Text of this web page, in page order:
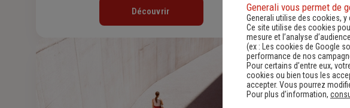
Découvrir Generali vous permet de
Generali utilise des cookies,
Ce site utilise des cookies
mesure et l’analyse
(ex :
Les cookies de Google
performance de nos
Pour certains d’entre eux,
cookies ou bien tous les
accepter. Vous pourrez
Pour plus d’information,